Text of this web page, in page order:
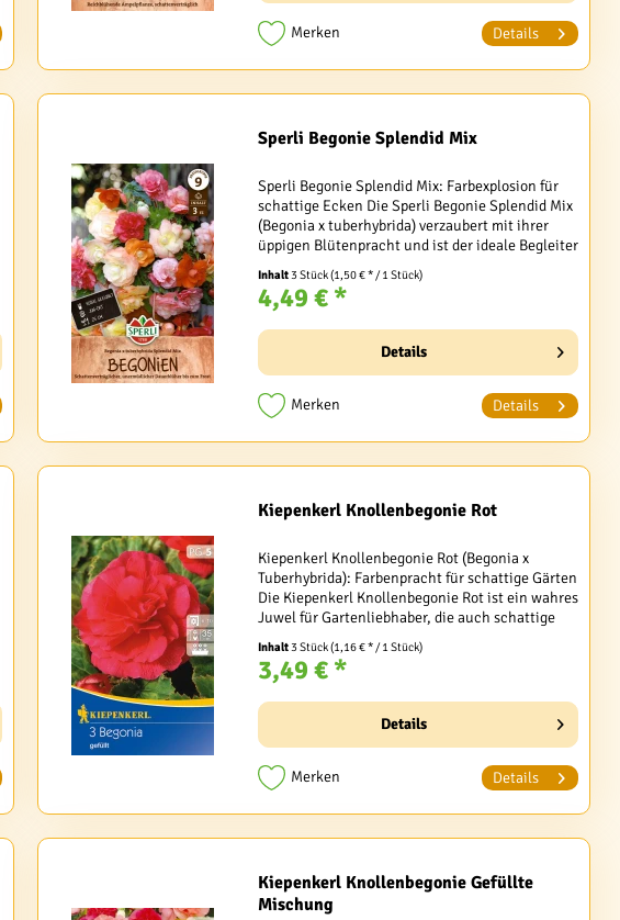
Merken Details
Sperli Begonie Splendid Mix
Sperli Begonie Splendid Mix: Farbexplosion für
schattige Ecken Die Sperli Begonie Splendid Mix
(Begonia x tuberhybrida) verzaubert mit ihrer
üppigen Blütenpracht und ist der ideale Begleiter
für Garten- und Balkonliebhaber, die auch...
Inhalt3 Stück(1,50 € * / 1 Stück)
4,49 € *
Details
Merken Details
Kiepenkerl Knollenbegonie Rot
Kiepenkerl Knollenbegonie Rot (Begonia x
Tuberhybrida): Farbenpracht für schattige Gärten
Die Kiepenkerl Knollenbegonie Rot ist ein wahres
Juwel für Gartenliebhaber, die auch schattige
Bereiche in blühende Oasen verwandeln
möchten. Mit...
Inhalt3 Stück(1,16 € * / 1 Stück)
3,49 € *
Details
Merken Details
Kiepenkerl Knollenbegonie Gefüllte
Mischung